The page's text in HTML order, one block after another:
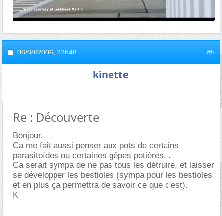
06/08/2006, 22h48 #5
kinette
Re : Découverte
Bonjour,
Ca me fait aussi penser aux pots de certains
parasitoïdes ou certaines gêpes potières...
Ca serait sympa de ne pas tous les détruire, et laisser
se développer les bestioles (sympa pour les bestioles
et en plus ça permettra de savoir ce que c'est).
K